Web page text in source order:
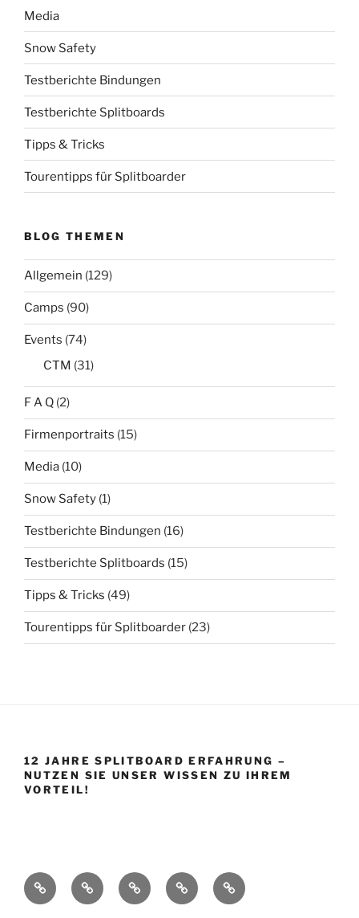
Media
Snow Safety
Testberichte Bindungen
Testberichte Splitboards
Tipps & Tricks
Tourentipps für Splitboarder
BLOG THEMEN
Allgemein (129)
Camps (90)
Events (74)
CTM (31)
F A Q (2)
Firmenportraits (15)
Media (10)
Snow Safety (1)
Testberichte Bindungen (16)
Testberichte Splitboards (15)
Tipps & Tricks (49)
Tourentipps für Splitboarder (23)
12 JAHRE SPLITBOARD ERFAHRUNG –
NUTZEN SIE UNSER WISSEN ZU IHREM
VORTEIL!
StartseiteShop
Splitboard
Base
Über
uns
Impressum